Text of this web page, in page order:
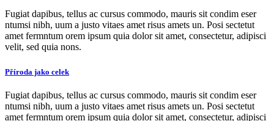
Fugiat dapibus, tellus ac cursus commodo, mauris sit condim eser
ntumsi nibh, uum a justo vitaes amet risus amets un. Posi sectetut
amet fermntum orem ipsum quia dolor sit amet, consectetur, adipisci
velit, sed quia nons.
Příroda jako celek
Fugiat dapibus, tellus ac cursus commodo, mauris sit condim eser
ntumsi nibh, uum a justo vitaes amet risus amets un. Posi sectetut
amet fermntum orem ipsum quia dolor sit amet, consectetur, adipisci